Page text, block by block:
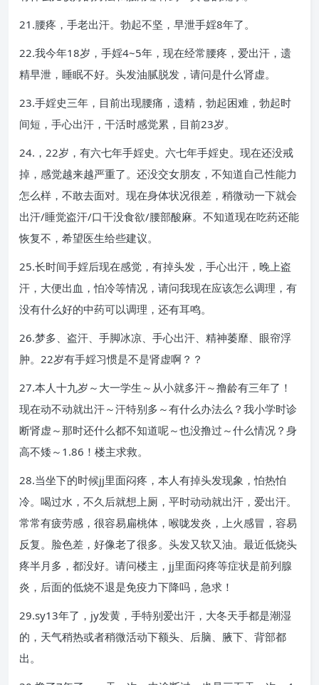
21.腰疼，手老出汗。勃起不坚，早泄手婬8年了。
22.我今年18岁，手婬4~5年，现在经常腰疼，爱出汗，遗
精早泄，睡眠不好。头发油腻脱发，请问是什么肾虚。
23.手婬史三年，目前出现腰痛，遗精，勃起困难，勃起时
间短，手心出汗，干活时感觉累，目前23岁。
24.，22岁，有六七年手婬史。六七年手婬史。现在还没戒
掉，感觉越来越严重了。还没交女朋友，不知道自己性能力
怎么样，不敢去面对。现在身体状况很差，稍微动一下就会
出汗/睡觉盗汗/口干没食欲/腰部酸麻。不知道现在吃药还能
恢复不，希望医生给些建议。
25.长时间手婬后现在感觉，有掉头发，手心出汗，晚上盗
汗，大便出血，怕冷等情况，请问我现在应该怎么调理，有
没有什么好的中药可以调理，还有耳鸣。
26.梦多、盗汗、手脚冰凉、手心出汗、精神萎靡、眼帘浮
肿。22岁有手婬习惯是不是肾虚啊？？
27.本人十九岁～大一学生～从小就多汗～撸龄有三年了！
现在动不动就出汗～汗特别多～有什么办法么？我小学时诊
断肾虚～那时还什么都不知道呢～也没撸过～什么情况？身
高不矮～1.86！楼主求救。
28.当坐下的时候jj里面闷疼，本人有掉头发现象，怕热怕
冷。喝过水，不久后就想上厕，平时动动就出汗，爱出汗。
常常有疲劳感，很容易扁桃体，喉咙发炎，上火感冒，容易
反复。脸色差，好像老了很多。头发又软又油。最近低烧头
疼半月多，都没好。请问楼主，jj里面闷疼等症状是前列腺
炎，后面的低烧不退是免疫力下降吗，急求！
29.sy13年了，jy发黄，手特别爱出汗，大冬天手都是潮湿
的，天气稍热或者稍微活动下额头、后脑、腋下、背部都
出。